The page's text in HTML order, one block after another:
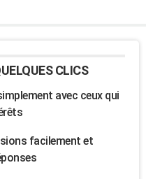
CLICS
avec ceux qui
facilement et